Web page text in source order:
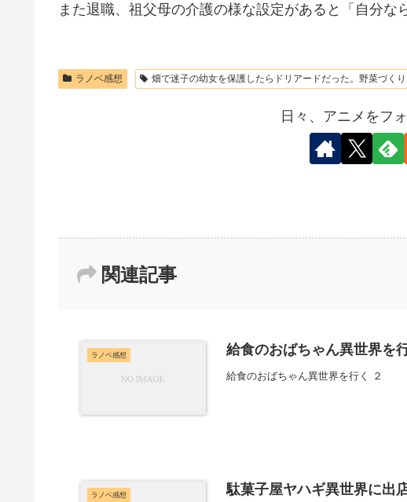
また退職、祖父母の介護の様な設定があると「自分な
ラノベ感想 畑で迷子の幼女を保護したらドリアードだった。野菜づく
日々、アニメをフ
関連記事
ラノベ感想 給食のおばちゃん異世界を
給食のおばちゃん異世界を行く ２
ラノベ感想 駄菓子屋ヤハギ異世界に出